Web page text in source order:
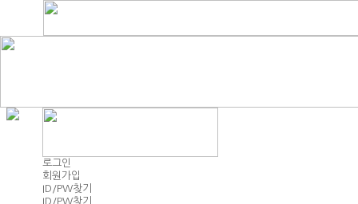
로그인
회원가입
ID/PW찾기
ID/PW찾기